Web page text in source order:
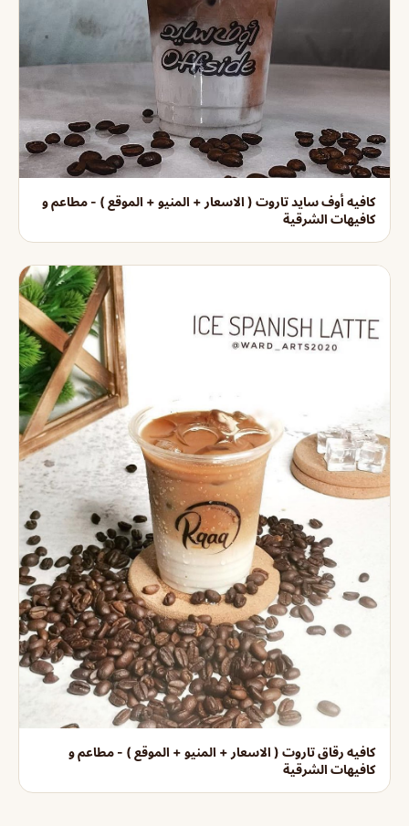
كافيه أوف سايد تاروت ( الاسعار + المنيو + الموقع ) - مطاعم و
كافيهات الشرقية
كافيه رقاق تاروت ( الاسعار + المنيو + الموقع ) - مطاعم و
كافيهات الشرقية